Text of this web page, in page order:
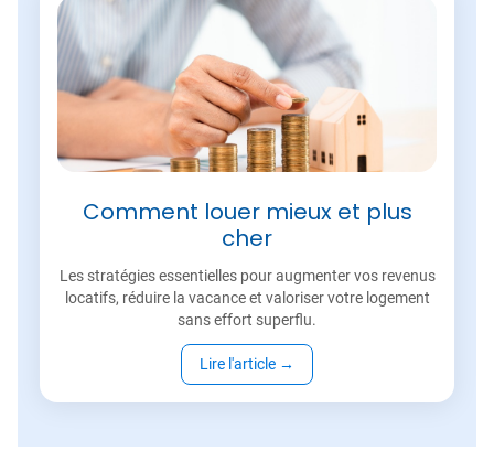
Comment louer mieux et plus
cher
Les stratégies essentielles pour augmenter vos revenus
locatifs, réduire la vacance et valoriser votre logement
sans effort superflu.
Lire l'article →